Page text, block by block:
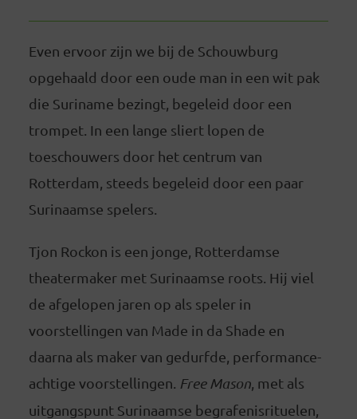
Even ervoor zijn we bij de Schouwburg
opgehaald door een oude man in een wit pak
die Suriname bezingt, begeleid door een
trompet. In een lange sliert lopen de
toeschouwers door het centrum van
Rotterdam, steeds begeleid door een paar
Surinaamse spelers.
Tjon Rockon is een jonge, Rotterdamse
theatermaker met Surinaamse roots. Hij viel
de afgelopen jaren op als speler in
voorstellingen van Made in da Shade en
daarna als maker van gedurfde, performance-
achtige voorstellingen. Free Mason, met als
uitgangspunt Surinaamse begrafenisrituelen,